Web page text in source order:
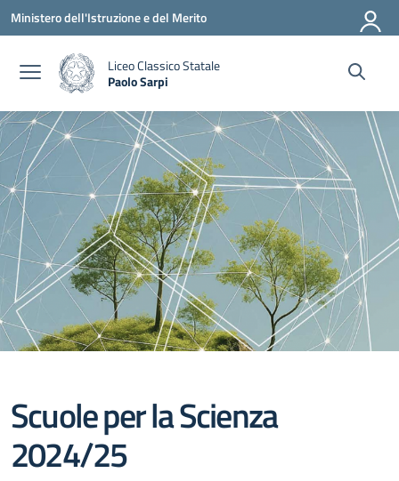
Vai ai contenuti
Vai al menu di navigazione
Vai al footer
Ministero dell'Istruzione e del Merito
Liceo Classico Statale
Paolo Sarpi
Scuole per la Scienza
2024/25